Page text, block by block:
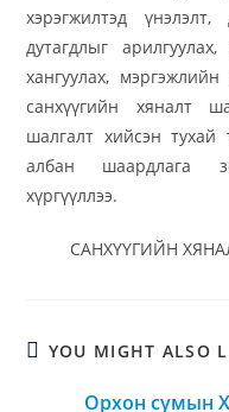
хэрэгжилтэд
дутагдлыг
хангуулах,
санхүүгийн хяналт
шалгалт хийсэн тухай
албан шаардлага
хүргүүллээ.
САНХҮҮГИЙН
YOU MIGHT ALSO
Орхон сумын